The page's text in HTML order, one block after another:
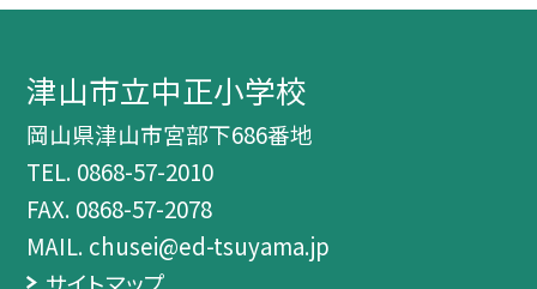
津山市立中正小学校
岡山県津山市宮部下686番地
TEL. 0868-57-2010
FAX. 0868-57-2078
MAIL. chusei@ed-tsuyama.jp